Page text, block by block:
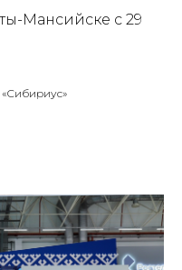
Мансийске с 29